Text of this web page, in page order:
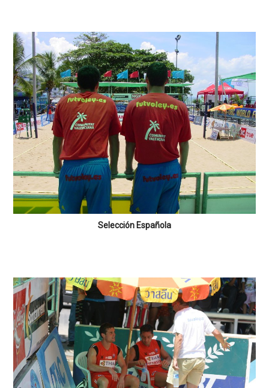
Selección Española